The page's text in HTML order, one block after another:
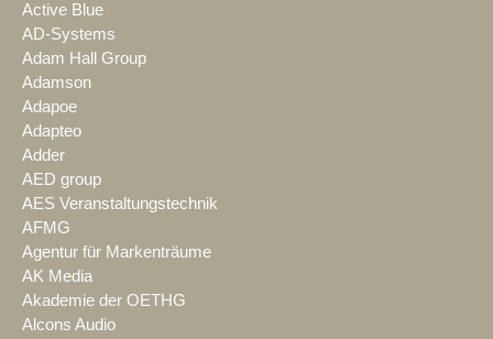
Active Blue
AD-Systems
Adam Hall Group
Adamson
Adapoe
Adapteo
Adder
AED group
AES Veranstaltungstechnik
AFMG
Agentur für Markenträume
AK Media
Akademie der OETHG
Alcons Audio